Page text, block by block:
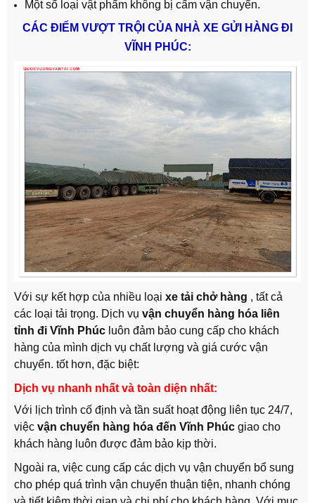
Một số loại vật phẩm không bị cấm vận chuyển.
CÁC ĐIỂM VƯỢT TRỘI CỦA NHÀ XE GỬI HÀNG ĐI
VĨNH PHÚC:
Với sự kết hợp của nhiều loại xe tải chở hàng , tất cả
các loại tải trọng. Dịch vụ vận chuyển hàng hóa liên
tỉnh đi Vĩnh Phúc luôn đảm bảo cung cấp cho khách
hàng của mình dịch vụ chất lượng và giá cước vận
chuyển. tốt hơn, đặc biệt:
Dịch vụ nhanh nhất và toàn diện nhất:
Với lịch trình cố định và tần suất hoạt động liên tục 24/7,
việc vận chuyển hàng hóa đến Vĩnh Phúc giao cho
khách hàng luôn được đảm bảo kịp thời.
Ngoài ra, việc cung cấp các dịch vụ vận chuyển bổ sung
cho phép quá trình vận chuyển thuận tiện, nhanh chóng